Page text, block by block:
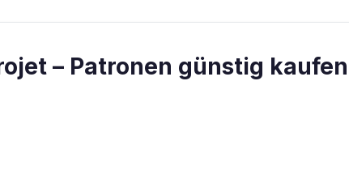
– Patronen günstig kaufen